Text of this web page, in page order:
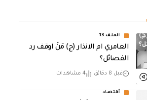
الملف 13
العامري ام الانذار (ج) مَنْ اوقف رد
الفصائل؟
قبل 8 دقائق 4 مشاهدات
أقتصاد